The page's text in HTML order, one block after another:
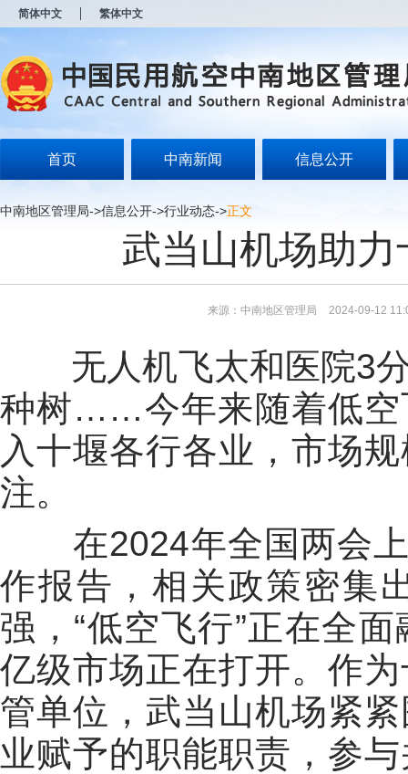
简体中文 繁体中文
首页 中南新闻 信息公开
中南地区管理局->信息公开->行业动态->正文
武当山机场助
来源：中南地区管理局 2024-09-12
无人机飞太和医院3分
种树……今年来随着低空
入十堰各行各业，市场
注。
在2024年全国两会上
作报告，相关政策密集
强，“低空飞行”正在全
亿级市场正在打开。作
管单位，武当山机场紧
业赋予的职能职责，参
开
无
障
说
按
Alt
键